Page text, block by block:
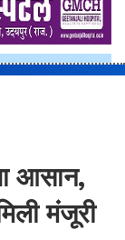
आसान,
मंजूरी